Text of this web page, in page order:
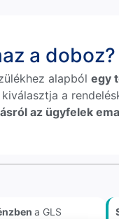
a doboz?
alapbólegy
a
az ügyfelek
a GLS